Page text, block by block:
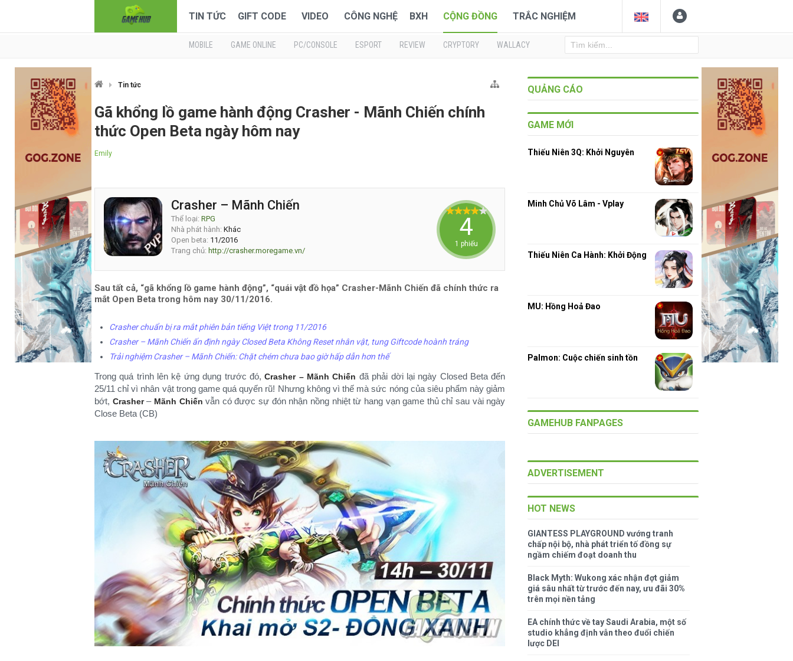
TIN TỨC GIFT CODE VIDEO CÔNG NGHỆ BXH CỘNG ĐỒNG TRẮC NGHIỆM
MOBILE GAME ONLINE PC/CONSOLE ESPORT REVIEW CRYPTORY WALLACY
Tin tức
Gã khổng lồ game hành động Crasher - Mãnh Chiến chính
thức Open Beta ngày hôm nay
Emily
Crasher – Mãnh Chiến
Thể loại: RPG
Nhà phát hành: Khác
Open beta: 11/2016
Trang chủ: http://crasher.moregame.vn/
4
1 phiếu
Sau tất cả, “gã khổng lồ game hành động”, “quái vật đồ họa” Crasher-Mãnh Chiến đã chính thức ra
mắt Open Beta trong hôm nay 30/11/2016.
Crasher chuẩn bị ra mắt phiên bản tiếng Việt trong 11/2016
Crasher – Mãnh Chiến ấn định ngày Closed Beta Không Reset nhân vật, tung Giftcode hoành tráng
Trải nghiệm Crasher – Mãnh Chiến: Chặt chém chưa bao giờ hấp dẫn hơn thế
Trong quá trình lên kệ ứng dụng trước đó,Crasher – Mãnh Chiến đã phải dời lại ngày Closed Beta đến
25/11 chỉ vì nhân vật trong game quá quyến rũ! Nhưng không vì thế mà sức nóng của siêu phẩm này giảm
bớt, Crasher– Mãnh Chiến vẫn có được sự đón nhận nồng nhiệt từ hang vạn game thủ chỉ sau vài ngày
Close Beta (CB)
QUẢNG CÁO
GAME MỚI
Thiếu Niên 3Q: Khởi Nguyên
Minh Chủ Võ Lâm - Vplay
Thiếu Niên Ca Hành: Khởi Động
MU: Hồng Hoả Đao
Palmon: Cuộc chiến sinh tồn
GAMEHUB FANPAGES
ADVERTISEMENT
HOT NEWS
GIANTESS PLAYGROUND vướng tranh
chấp nội bộ, nhà phát triển tố đồng sự
ngầm chiếm đoạt doanh thu
Black Myth: Wukong xác nhận đợt giảm
giá sâu nhất từ trước đến nay, ưu đãi 30%
trên mọi nền tảng
EA chính thức về tay Saudi Arabia, một số
studio khẳng định vẫn theo đuổi chiến
lược DEI